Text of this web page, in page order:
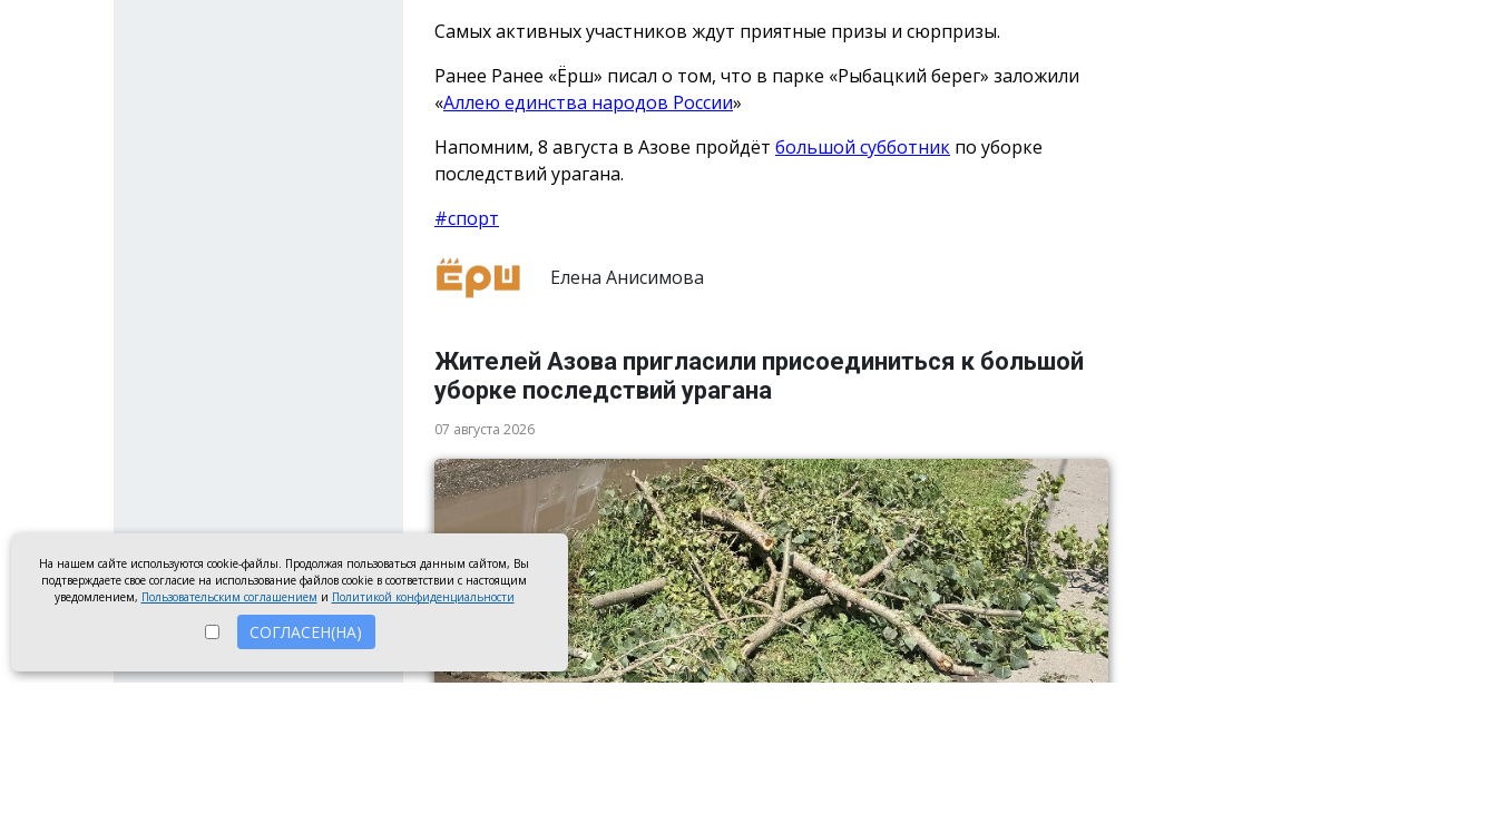
Самых активных участников ждут приятные призы и сюрпризы.
Ранее Ранее «Ёрш» писал о том, что в парке «Рыбацкий берег» заложили
«Аллею единства народов России»
Напомним, 8 августа в Азове пройдёт большой субботник по уборке
последствий урагана.
#спорт
Елена Анисимова
Жителей Азова пригласили присоединиться к большой
уборке последствий урагана
07 августа 2026
На нашем сайте используются cookie-файлы. Продолжая пользоваться данным сайтом, Вы
подтверждаете свое согласие на использование файлов cookie в соответствии с настоящим
уведомлением, Пользовательским соглашением и Политикой конфиденциальности
СОГЛАСЕН(НА)